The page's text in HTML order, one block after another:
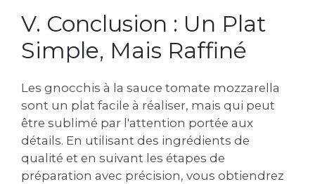
V. Conclusion : Un Plat
Simple, Mais Raffiné
Les gnocchis à la sauce tomate mozzarella
sont un plat facile à réaliser, mais qui peut
être sublimé par l'attention portée aux
détails. En utilisant des ingrédients de
qualité et en suivant les étapes de
préparation avec précision, vous obtiendrez